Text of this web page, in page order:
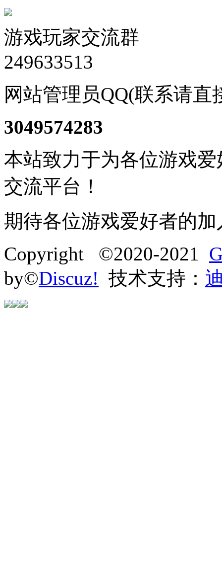
游戏玩家交流群
249633513
网站管理员QQ(联系请直
3049574283
本站致力于为各位游戏
交流平台！
期待各位游戏爱好者的加
Copyright ©2020-2021
by©Discuz! 技术支持：